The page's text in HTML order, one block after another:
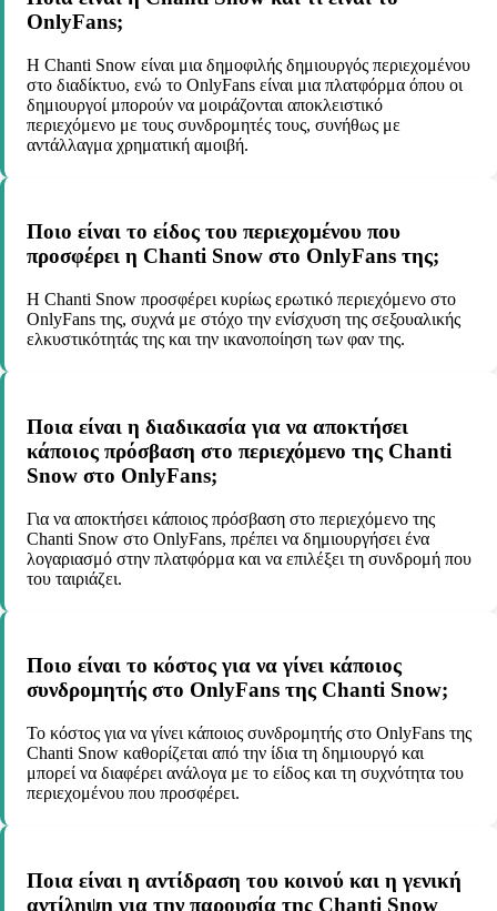
OnlyFans;
Η Chanti Snow είναι μια δημοφιλής δημιουργός περιεχομένου
στο διαδίκτυο, ενώ το OnlyFans είναι μια πλατφόρμα όπου οι
δημιουργοί μπορούν να μοιράζονται αποκλειστικό
περιεχόμενο με τους συνδρομητές τους, συνήθως με
αντάλλαγμα χρηματική αμοιβή.
Ποιο είναι το είδος του περιεχομένου που
προσφέρει η Chanti Snow στο OnlyFans της;
Η Chanti Snow προσφέρει κυρίως ερωτικό περιεχόμενο στο
OnlyFans της, συχνά με στόχο την ενίσχυση της σεξουαλικής
ελκυστικότητάς της και την ικανοποίηση των φαν της.
Ποια είναι η διαδικασία για να αποκτήσει
κάποιος πρόσβαση στο περιεχόμενο της Chanti
Snow στο OnlyFans;
Για να αποκτήσει κάποιος πρόσβαση στο περιεχόμενο της
Chanti Snow στο OnlyFans, πρέπει να δημιουργήσει ένα
λογαριασμό στην πλατφόρμα και να επιλέξει τη συνδρομή που
του ταιριάζει.
Ποιο είναι το κόστος για να γίνει κάποιος
συνδρομητής στο OnlyFans της Chanti Snow;
Το κόστος για να γίνει κάποιος συνδρομητής στο OnlyFans της
Chanti Snow καθορίζεται από την ίδια τη δημιουργό και
μπορεί να διαφέρει ανάλογα με το είδος και τη συχνότητα του
περιεχομένου που προσφέρει.
Ποια είναι η αντίδραση του κοινού και η γενική
αντίληψη για την παρουσία της Chanti Snow